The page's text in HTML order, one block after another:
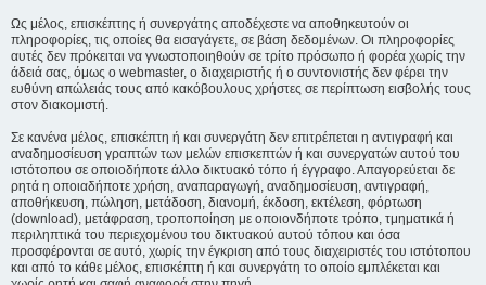
Ως μέλος, επισκέπτης ή συνεργάτης αποδέχεστε να αποθηκευτούν οι
πληροφορίες, τις οποίες θα εισαγάγετε, σε βάση δεδομένων. Οι πληροφορίες
αυτές δεν πρόκειται να γνωστοποιηθούν σε τρίτο πρόσωπο ή φορέα χωρίς την
άδειά σας, όμως ο webmaster, ο διαχειριστής ή ο συντονιστής δεν φέρει την
ευθύνη απώλειάς τους από κακόβουλους χρήστες σε περίπτωση εισβολής τους
στον διακομιστή.
Σε κανένα μέλος, επισκέπτη ή και συνεργάτη δεν επιτρέπεται η αντιγραφή και
αναδημοσίευση γραπτών των μελών επισκεπτών ή και συνεργατών αυτού του
ιστότοπου σε οποιοδήποτε άλλο δικτυακό τόπο ή έγγραφο. Απαγορεύεται δε
ρητά η οποιαδήποτε χρήση, αναπαραγωγή, αναδημοσίευση, αντιγραφή,
αποθήκευση, πώληση, μετάδοση, διανομή, έκδοση, εκτέλεση, φόρτωση
(download), μετάφραση, τροποποίηση με οποιονδήποτε τρόπο, τμηματικά ή
περιληπτικά του περιεχομένου του δικτυακού αυτού τόπου και όσα
προσφέρονται σε αυτό, χωρίς την έγκριση από τους διαχειριστές του ιστότοπου
και από το κάθε μέλος, επισκέπτη ή και συνεργάτη το οποίο εμπλέκεται και